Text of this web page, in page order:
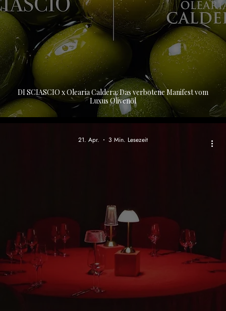
DI SCIASCIO x Olearia Caldera: Das verbotene Manifest vom
Luxus Olivenöl
21. Apr. 3 Min. Lesezeit